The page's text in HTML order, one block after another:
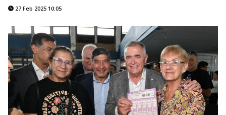
27 Feb 2025 10:05